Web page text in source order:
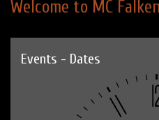
Welcome to MC
Events - Dates